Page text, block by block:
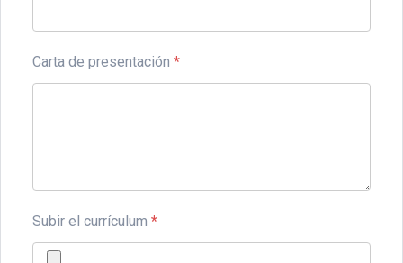
Carta de presentación *
Subir el currículum *